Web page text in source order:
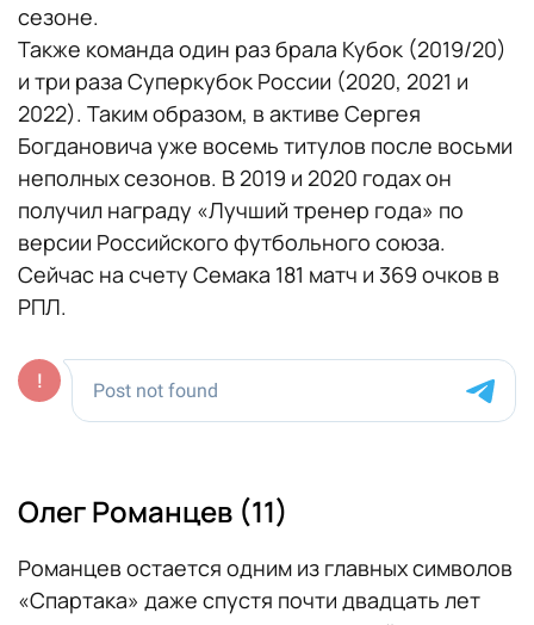
сезоне.
Также команда один раз брала Кубок (2019/20)
и три раза Суперкубок России (2020, 2021 и
2022). Таким образом, в активе Сергея
Богдановича уже восемь титулов после восьми
неполных сезонов. В 2019 и 2020 годах он
получил награду «Лучший тренер года» по
версии Российского футбольного союза.
Сейчас на счету Семака 181 матч и 369 очков в
РПЛ.
Олег Романцев (11)
Романцев остается одним из главных символов
«Спартака» даже спустя почти двадцать лет